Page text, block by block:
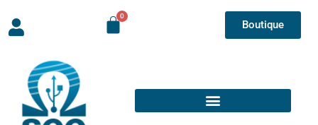
Boutique